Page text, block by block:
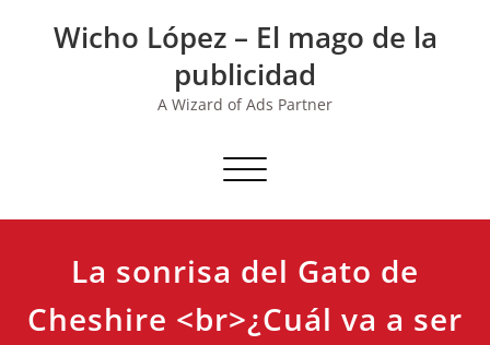
Wicho López – El mago de la
publicidad
A Wizard of Ads Partner
Toggle navigation
La sonrisa del Gato de
Cheshire <br>¿Cuál va a ser